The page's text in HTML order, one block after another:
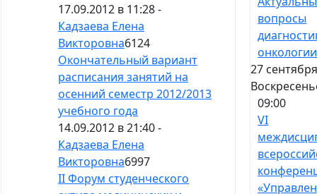
17.09.2012 в 11:28 -
Кадзаева Елена
Викторовна6124
Окончательный вариант
расписания занятий на
осенний семестр 2012/2013
учебного года
14.09.2012 в 21:40 -
Кадзаева Елена
Викторовна6997
II Форум студенческого
вопросы
онкологии
27
09:00
VI